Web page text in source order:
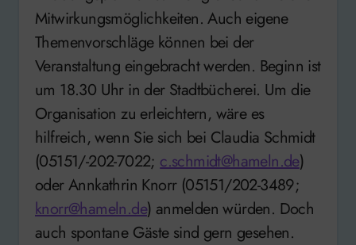
Mitwirkungsmöglichkeiten. Auch eigene
Themenvorschläge können bei der
Veranstaltung eingebracht werden. Beginn ist
um 18.30 Uhr in der Stadtbücherei. Um die
Organisation zu erleichtern, wäre es
hilfreich, wenn Sie sich bei Claudia Schmidt
(05151/-202-7022;c.schmidt@hameln.de)
oder Annkathrin Knorr (05151/202-3489;
knorr@hameln.de) anmelden würden. Doch
auch spontane Gäste sind gern gesehen.